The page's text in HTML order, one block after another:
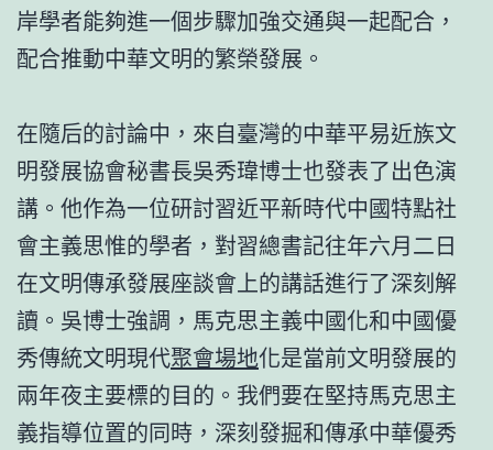
岸學者能夠進一個步驟加強交通與一起配合，
配合推動中華文明的繁榮發展。
在隨后的討論中，來自臺灣的中華平易近族文
明發展協會秘書長吳秀瑋博士也發表了出色演
講。他作為一位研討習近平新時代中國特點社
會主義思惟的學者，對習總書記往年六月二日
在文明傳承發展座談會上的講話進行了深刻解
讀。吳博士強調，馬克思主義中國化和中國優
秀傳統文明現代聚會場地化是當前文明發展的
兩年夜主要標的目的。我們要在堅持馬克思主
義指導位置的同時，深刻發掘和傳承中華優秀